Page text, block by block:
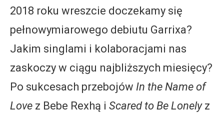
2018 roku wreszcie doczekamy się
pełnowymiarowego debiutu Garrixa?
Jakim singlami i kolaboracjami nas
zaskoczy w ciągu najbliższych miesięcy?
Po sukcesach przebojów In the Name of
Love z Bebe Rexhą i Scared to Be Lonelyz